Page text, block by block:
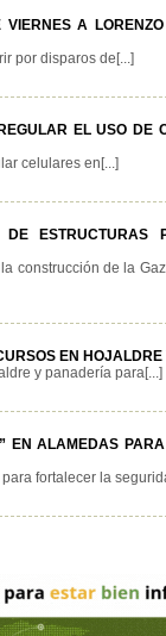
A
por disparos de[...]
EL USO DE
celulares en[...]
construcción de la
EN
y panadería para[...]
EN ALAMEDAS
fortalecer la